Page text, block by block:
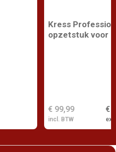
Kress
opzetstuk voor
€
€ 99,99
incl. BTW